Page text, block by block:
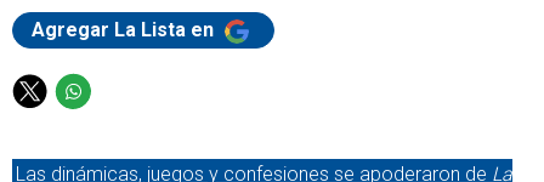
Agregar La Lista en
T
i
W
a
Las dinámicas, juegos y confesiones se apoderaron de La